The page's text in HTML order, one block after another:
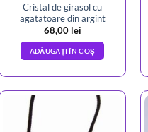
Cristal de girasol cu
agatatoare din argint
68,00 lei
ADĂUGAȚI ÎN COȘ